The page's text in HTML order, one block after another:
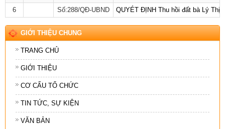
6
Số:288/QÐ-UBND QUYÉT ĐỊNH Thu hồi đất bà Lý
GIỚI THIỆU CHUNG
TRANG CHỦ
GIỚI THIỆU
CƠ CẤU TỔ CHỨC
TIN TỨC, SỰ KIỆN
VĂN BẢN